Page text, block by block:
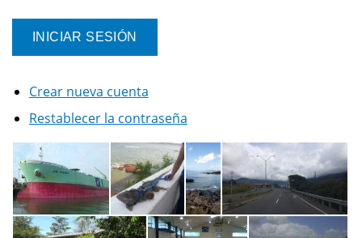
Crear nueva cuenta
Restablecer la contraseña